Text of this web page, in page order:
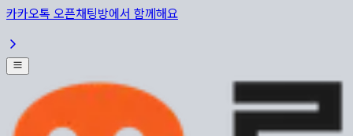
카카오톡 오픈채팅방에서 함께해요